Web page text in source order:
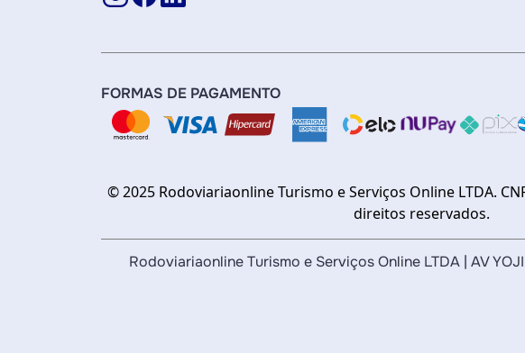
FORMAS DE PAGAMENTO
© 2025 Rodoviariaonline Turismo e Serviços Online LTDA.
direitos reservados.
Rodoviariaonline Turismo e Serviços Online LTDA | AV